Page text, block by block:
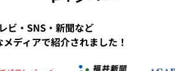
ビ・SNS・新聞など
ディアで紹介されました！